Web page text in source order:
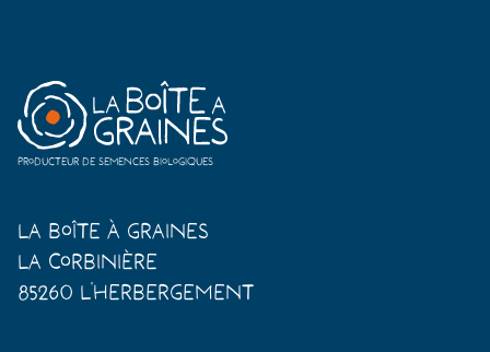
Producteur de semences biologiques
La Boîte à Graines
La Corbinière
85260 L'Herbergement